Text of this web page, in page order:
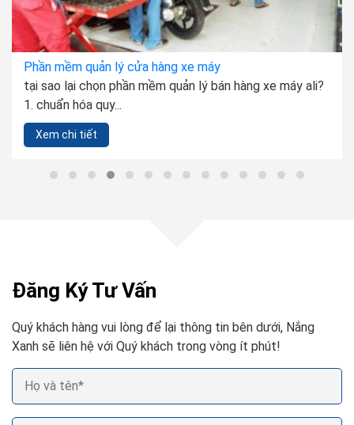
Phần mềm quản lý cửa hàng xe máy
tại sao lại chọn phần mềm quản lý bán hàng xe máy ali?
1. chuẩn hóa quy...
Xem chi tiết
Đăng Ký Tư Vấn
Quý khách hàng vui lòng để lại thông tin bên dưới, Nắng
Xanh sẽ liên hệ với Quý khách trong vòng ít phút!